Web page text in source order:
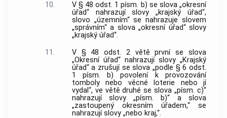
10.
V § 48 odst. 1 písm. b) se slova „okresní
úřad“ nahrazují slovy „krajský úřad“,
slovo „územním“ se nahrazuje slovem
„správním“ a slova „okresní úřad“ slovy
„krajský úřad“.
11.
V § 48 odst. 2 větě první se slova
„Okresní úřad“ nahrazují slovy „Krajský
úřad“ a zrušují se slova „podle § 6 odst.
1 písm. b) povolení k provozování
tomboly nebo věcné loterie nebo jí
vydal“, ve větě druhé se slova „písm. c)“
nahrazují slovy „písm. b)“ a slova
„zastoupený okresním úřadem,“ se
nahrazují slovy „nebo kraj,“.